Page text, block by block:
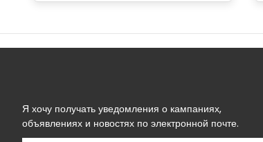
Я хочу получать уведомления о кампаниях,
объявлениях и новостях по электронной почте.